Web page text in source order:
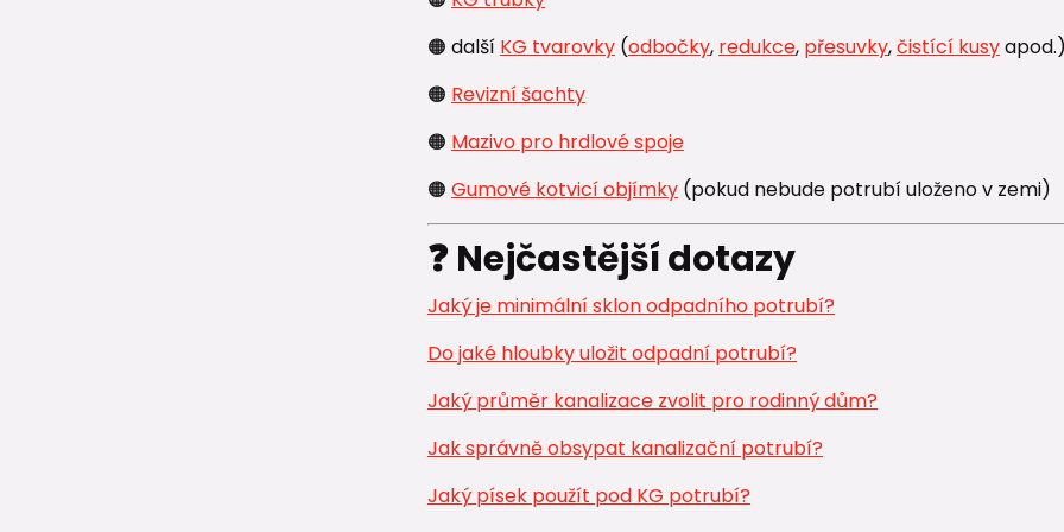
🟠 další KG tvarovky(odbočky, redukce, přesuvky,čistící kusy
🟠 Revizní šachty
🟠 Mazivo pro hrdlové spoje
🟠 Gumové kotvicí objímky(pokud nebude potrubí uloženo v zemi)
❓ Nejčastější dotazy
Jaký je minimální sklon odpadního potrubí?
Do jaké hloubky uložit odpadní potrubí?
Jaký průměr kanalizace zvolit pro rodinný dům?
Jak správně obsypat kanalizační potrubí?
Jaký písek použít pod KG potrubí?